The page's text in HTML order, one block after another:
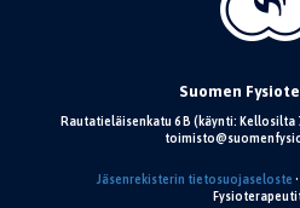
Suomen
Rautatieläisenkatu 6 B (käynti: Kellosilta
Jäsenrekisterin tietosuojaseloste •
Fysioterapeutit